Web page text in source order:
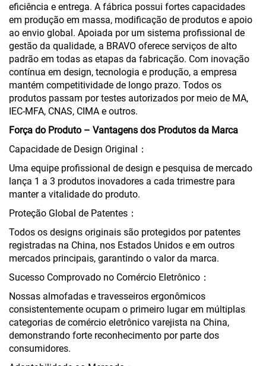
eficiência e entrega. A fábrica possui fortes capacidades
em produção em massa, modificação de produtos e apoio
ao envio global. Apoiada por um sistema profissional de
gestão da qualidade, a BRAVO oferece serviços de alto
padrão em todas as etapas da fabricação. Com inovação
contínua em design, tecnologia e produção, a empresa
mantém competitividade de longo prazo. Todos os
produtos passam por testes autorizados por meio de MA,
IEC-MFA, CNAS, CIMA e outros.
Força do Produto – Vantagens dos Produtos da Marca
Capacidade de Design Original：
Uma equipe profissional de design e pesquisa de mercado
lança 1 a 3 produtos inovadores a cada trimestre para
manter a vitalidade do produto.
Proteção Global de Patentes：
Todos os designs originais são protegidos por patentes
registradas na China, nos Estados Unidos e em outros
mercados principais, garantindo o valor da marca.
Sucesso Comprovado no Comércio Eletrônico：
Nossas almofadas e travesseiros ergonômicos
consistentemente ocupam o primeiro lugar em múltiplas
categorias de comércio eletrônico varejista na China,
demonstrando forte reconhecimento por parte dos
consumidores.